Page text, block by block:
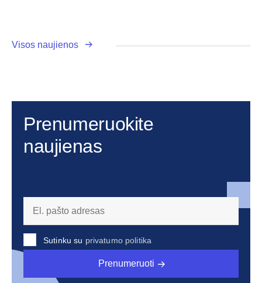
Visos naujienos
Prenumeruokite
naujienas
Sutinku su privatumo politika
Prenumeruoti